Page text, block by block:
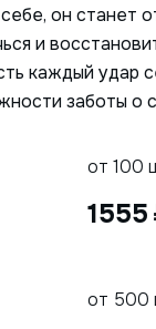
он станет
и
каждый удар
заботы о
от 100
1555
от 500